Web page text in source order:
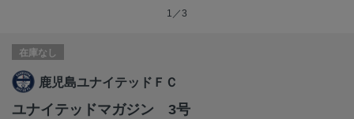
1／3
在庫なし
鹿児島ユナイテッドＦＣ
ユナイテッドマガジン 3号